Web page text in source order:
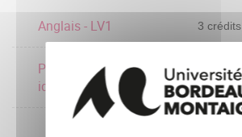
Anglais - LV1 3 crédits
Projet professionnel et
identité numérique
3 crédits